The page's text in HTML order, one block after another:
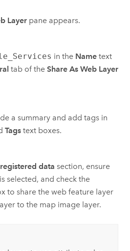
Layerpane appears.
in the Nametext
tab of the Share As Web Layer
a summary and add tags in
Tagstext boxes.
data section, ensure
selected, and check the
to share the web feature layer
to the map image layer.